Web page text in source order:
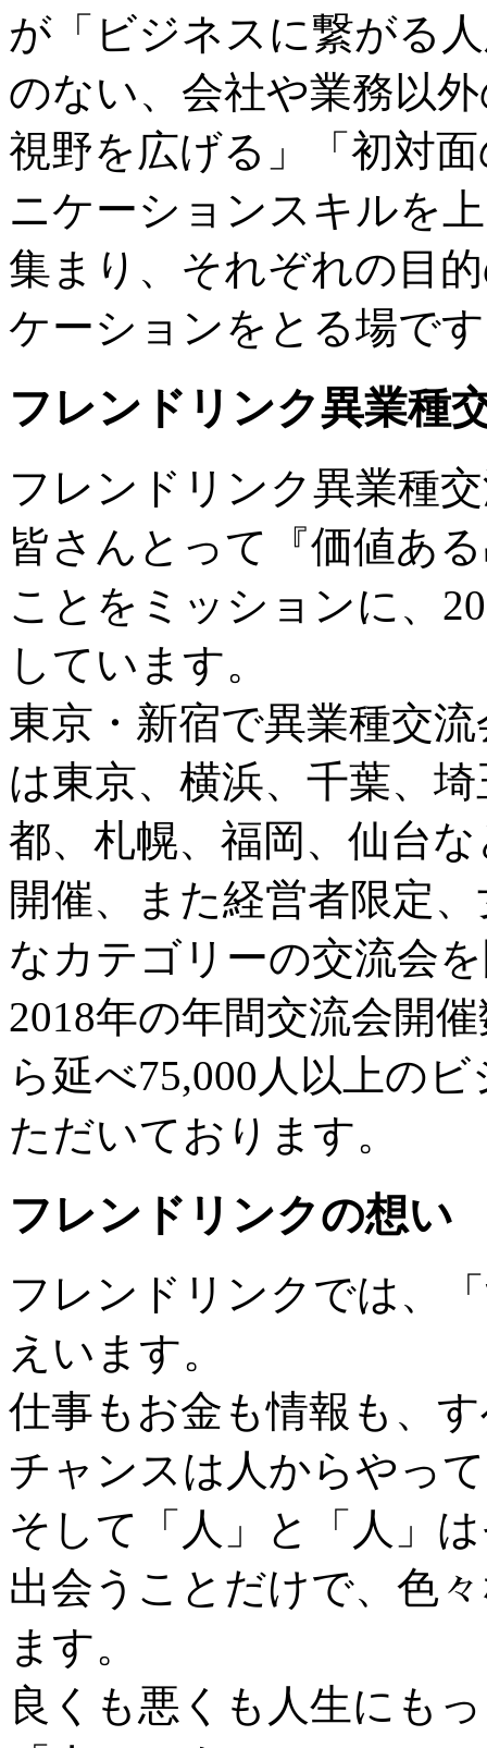
が「ビジネスに繋がる
のない、会社や業務以
視野を広げる」「初対
ニケーションスキルを
集まり、それぞれの目
ケーションをとる場で
フレンドリンク異業種
フレンドリンク異業種
皆さんとって『価値あ
ことをミッションに、
しています。
東京・新宿で異業種交
は東京、横浜、千葉、
都、札幌、福岡、仙台
開催、また経営者限定
なカテゴリーの交流会
2018年の年間交流会開
ら延べ75,000人以上の
ただいております。
フレンドリンクの想い
フレンドリンクでは、
えいます。
仕事もお金も情報も、
チャンスは人からやっ
そして「人」と「人」
出会うことだけで、色
ます。
良くも悪くも人生にも